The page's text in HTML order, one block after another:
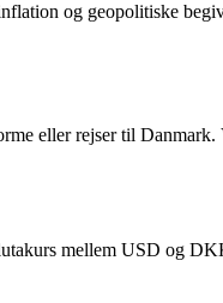
og geopolitiske
eller rejser til
mellem USD og